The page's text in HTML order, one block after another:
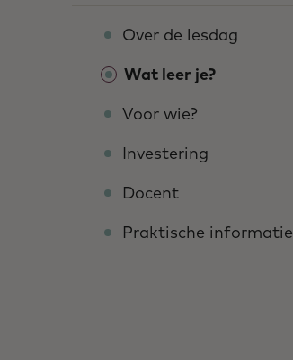
Over de lesdag
Wat leer je?
Voor wie?
Investering
Docent
Praktische informatie